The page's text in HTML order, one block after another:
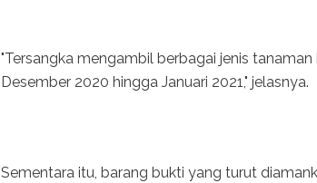
"Tersangka mengambil berbagai jenis
Desember 2020 hingga Januari 2021," jelasnya.
Sementara itu, barang bukti yang turut